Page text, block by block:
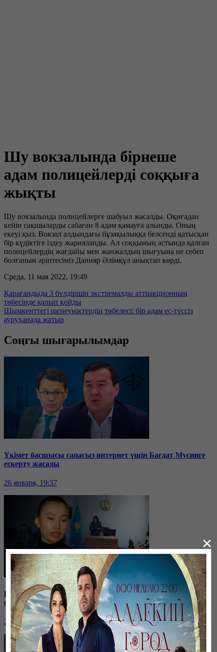
Шу вокзалында бірнеше
адам полицейлерді соққыға
жықты
Шу вокзалында полицейлерге шабуыл жасалды. Оқиғадан
кейін сақшыларды сабаған 8 адам қамауға алынды. Оның
екеуі қыз. Вокзал алдындағы бұзақылыққа белсенді қатысқан
бір күдіктіге іздеу жарияланды. Ал соққының астында қалған
полицейлердің жағдайы мен жанжалдың шығуына не себеп
болғанын әріптесіміз Данияр Әлімқұл анықтап көрді.
Среда, 11 мая 2022, 19:49
Қарағандыда 3 бүлдіршін экстремалды аттракционның
төбесінде қалып қойды
Шымкенттегі шенеуніктердің төбелесі: бір адам ес-түссіз
ауруханада жатыр
Соңғы шығарылымдар
Үкімет басшысы сапасыз интернет үшін Бағдат Мусинге
ескерту жасады
26 января, 19:37
Бірнеше отбасын алдаған туристік фирма директоры
сотталып жатыр
26 января, 19:36
×